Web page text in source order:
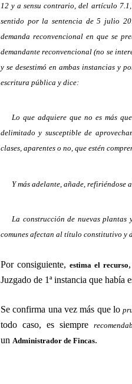
12 y a sensu contrario, del artículo
sentido por la sentencia de 5 julio
demanda reconvencional en que se
demandante reconvencional (no se
y se desestimó en ambas instancias y
escritura pública y dice:
Lo que adquiere que no es más
delimitado y susceptible de
clases, aparentes o no, que estén
Y más adelante, añade, refiriéndose
La construcción de nuevas
comunes afectan al título constitutivo y
Por consiguiente,estima el recurso
Juzgado de 1ª instancia que había
Se confirma una vez más que lo
todo caso, es siempre
un Administrador de Fincas.